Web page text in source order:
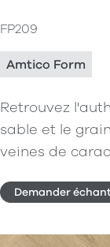
FP209
Amtico Form
Retrouvez
sable et le
veines de
Demander